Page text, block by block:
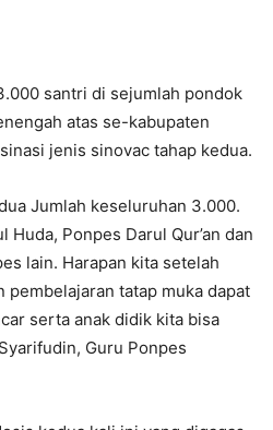
santri di sejumlah pondok
atas se-kabupaten
jenis sinovac tahap kedua.
Jumlah keseluruhan 3.000.
Huda, Ponpes Darul Qur’an dan
lain. Harapan kita setelah
pembelajaran tatap muka dapat
serta anak didik kita bisa
Guru Ponpes